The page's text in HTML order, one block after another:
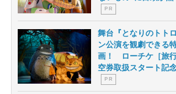
P R
舞台『となりのトト
ン公演を観劇できる
画！ ローチケ［旅
空券取扱スタート記
P R